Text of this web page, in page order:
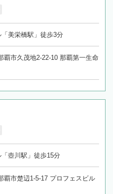
美栄橋駅」徒歩3分
覇市久茂地2-22-10 那覇第一生命
壺川駅」徒歩15分
覇市楚辺1-5-17 プロフェスビル